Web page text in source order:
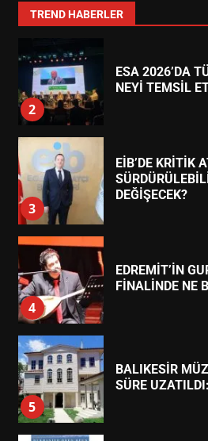
TREND HABERLER
1
2
ESA 2026’DA
NEYİ TEMSİL
3
EİB’DE KRİTİK
DEĞİŞECEK?
4
EDREMİT’İN
FİNALİNDE NE
5
BALIKESİR
SÜRE